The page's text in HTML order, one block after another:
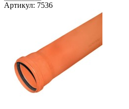
Артикул: 7536